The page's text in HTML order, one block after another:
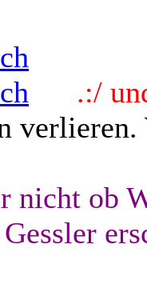
.:/
nicht ob